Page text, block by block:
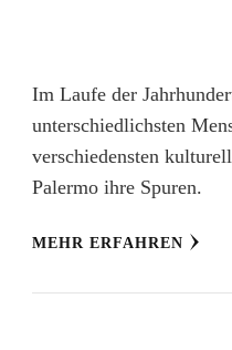
Im Laufe der
unterschiedlichsten
verschiedensten
Palermo ihre Spuren.
MEHR ERFAHREN